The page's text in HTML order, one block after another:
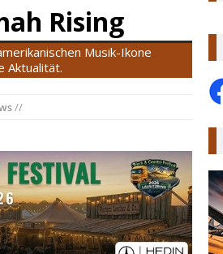
– 2. August 2026: Dolly Parton, Bill
Hillbillies kündigen neues Album
Country.de erreicht täglich rund
Rising
Musik-Ikone
Aktualität.
//